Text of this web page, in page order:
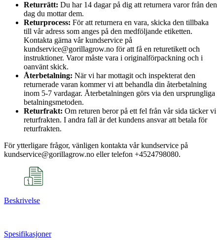
Returrätt: Du har 14 dagar på dig att returnera varor från den
dag du mottar dem.
Returprocess: För att returnera en vara, skicka den tillbaka
till vår adress som anges på den medföljande etiketten.
Kontakta gärna vår kundservice på
kundservice@gorillagrow.no för att få en returetikett och
instruktioner. Varor måste vara i originalförpackning och i
oanvänt skick.
Återbetalning: När vi har mottagit och inspekterat den
returnerade varan kommer vi att behandla din återbetalning
inom 5-7 vardagar. Återbetalningen görs via den ursprungliga
betalningsmetoden.
Returfrakt: Om returen beror på ett fel från vår sida täcker vi
returfrakten. I andra fall är det kundens ansvar att betala för
returfrakten.
För ytterligare frågor, vänligen kontakta vår kundservice på
kundservice@gorillagrow.no eller telefon +4524798080.
Beskrivelse
Spesifikasjoner